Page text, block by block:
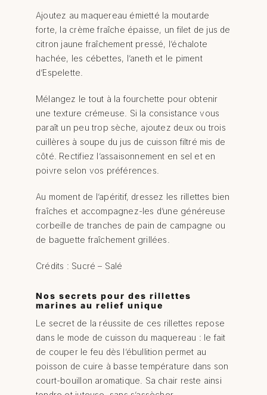
Ajoutez au maquereau émietté la moutarde
forte, la crème fraîche épaisse, un filet de jus de
citron jaune fraîchement pressé, l’échalote
hachée, les cébettes, l’aneth et le piment
d’Espelette.
Mélangez le tout à la fourchette pour obtenir
une texture crémeuse. Si la consistance vous
paraît un peu trop sèche, ajoutez deux ou trois
cuillères à soupe du jus de cuisson filtré mis de
côté. Rectifiez l’assaisonnement en sel et en
poivre selon vos préférences.
Au moment de l’apéritif, dressez les rillettes bien
fraîches et accompagnez-les d’une généreuse
corbeille de tranches de pain de campagne ou
de baguette fraîchement grillées.
Crédits : Sucré – Salé
Nos secrets pour des rillettes
marines au relief unique
Le secret de la réussite de ces rillettes repose
dans le mode de cuisson du maquereau : le fait
de couper le feu dès l’ébullition permet au
poisson de cuire à basse température dans son
court-bouillon aromatique. Sa chair reste ainsi